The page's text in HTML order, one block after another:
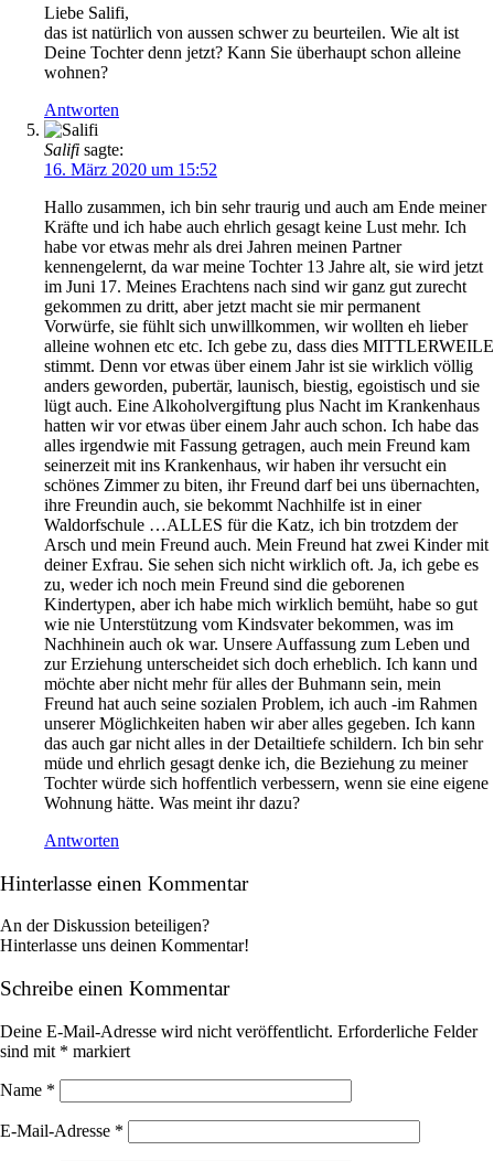
Liebe Salifi,
das ist natürlich von aussen schwer zu beurteilen. Wie alt ist
Deine Tochter denn jetzt? Kann Sie überhaupt schon alleine
wohnen?
Antworten
Salifi sagte:
16. März 2020 um 15:52
Hallo zusammen, ich bin sehr traurig und auch am Ende meiner
Kräfte und ich habe auch ehrlich gesagt keine Lust mehr. Ich
habe vor etwas mehr als drei Jahren meinen Partner
kennengelernt, da war meine Tochter 13 Jahre alt, sie wird jetzt
im Juni 17. Meines Erachtens nach sind wir ganz gut zurecht
gekommen zu dritt, aber jetzt macht sie mir permanent
Vorwürfe, sie fühlt sich unwillkommen, wir wollten eh lieber
alleine wohnen etc etc. Ich gebe zu, dass dies MITTLERWEILE
stimmt. Denn vor etwas über einem Jahr ist sie wirklich völlig
anders geworden, pubertär, launisch, biestig, egoistisch und sie
lügt auch. Eine Alkoholvergiftung plus Nacht im Krankenhaus
hatten wir vor etwas über einem Jahr auch schon. Ich habe das
alles irgendwie mit Fassung getragen, auch mein Freund kam
seinerzeit mit ins Krankenhaus, wir haben ihr versucht ein
schönes Zimmer zu biten, ihr Freund darf bei uns übernachten,
ihre Freundin auch, sie bekommt Nachhilfe ist in einer
Waldorfschule …ALLES für die Katz, ich bin trotzdem der
Arsch und mein Freund auch. Mein Freund hat zwei Kinder mit
deiner Exfrau. Sie sehen sich nicht wirklich oft. Ja, ich gebe es
zu, weder ich noch mein Freund sind die geborenen
Kindertypen, aber ich habe mich wirklich bemüht, habe so gut
wie nie Unterstützung vom Kindsvater bekommen, was im
Nachhinein auch ok war. Unsere Auffassung zum Leben und
zur Erziehung unterscheidet sich doch erheblich. Ich kann und
möchte aber nicht mehr für alles der Buhmann sein, mein
Freund hat auch seine sozialen Problem, ich auch -im Rahmen
unserer Möglichkeiten haben wir aber alles gegeben. Ich kann
das auch gar nicht alles in der Detailtiefe schildern. Ich bin sehr
müde und ehrlich gesagt denke ich, die Beziehung zu meiner
Tochter würde sich hoffentlich verbessern, wenn sie eine eigene
Wohnung hätte. Was meint ihr dazu?
Antworten
Hinterlasse einen Kommentar
An der Diskussion beteiligen?
Hinterlasse uns deinen Kommentar!
Schreibe einen Kommentar
Deine E-Mail-Adresse wird nicht veröffentlicht. Erforderliche Felder
sind mit * markiert
Name *
E-Mail-Adresse *